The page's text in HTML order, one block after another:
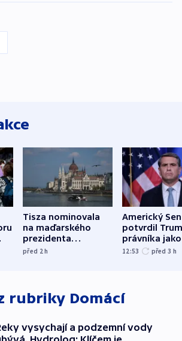
Tisza nominovala
na maďarského
prezidenta
bývalého šéfa
před 2h
Americký
potvrdil
právníka jako
ministra
12:53 před 3 h
rubriky Domácí
vysychají a podzemní vody